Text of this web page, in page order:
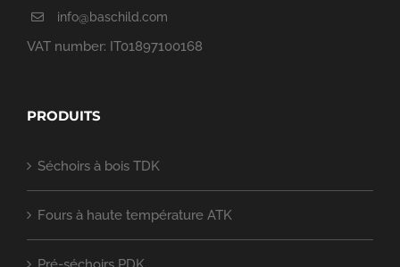
info@baschild.com
VAT number: IT01897100168
PRODUITS
Séchoirs à bois TDK
Fours à haute température ATK